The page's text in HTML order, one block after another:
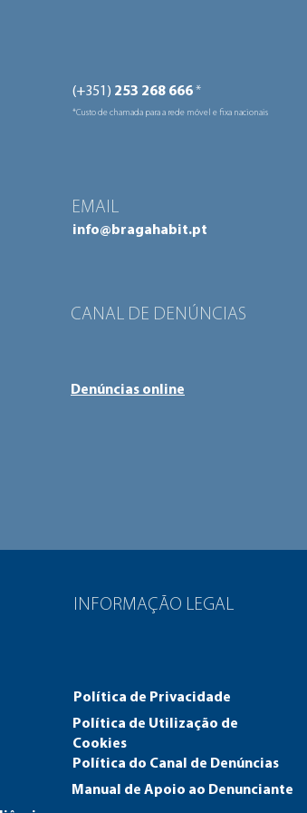
(+351) 253 268 666*
*Custo de chamada para a rede móvel e fixa nacionais
EMAIL
info@bragahabit.pt
CANAL DE DENÚNCIAS
Denúncias online
INFORMAÇÃO LEGAL
Política de Privacidade
Política de Utilização de
Cookies
Política do Canal de Denúncias
Manual de Apoio ao Denunciante